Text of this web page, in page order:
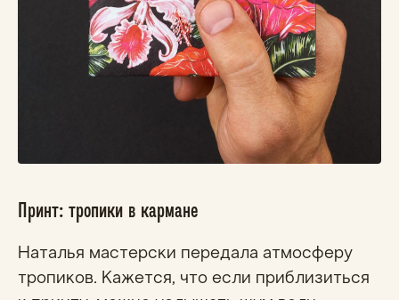
Принт: тропики в кармане
Наталья мастерски передала атмосферу
тропиков. Кажется, что если приблизиться